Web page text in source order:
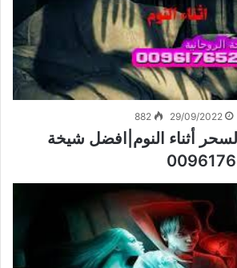
29/09/2022
882
أثناء النوم|افضل شيخة